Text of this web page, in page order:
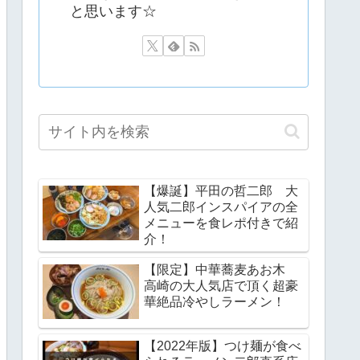
と思います☆
【爆誕】平田の哲二郎 大
人気二郎インスパイアの全
メニューを食レポ付きで紹
介！
【限定】中華蕎麦あお木
高崎の大人気店で頂く超豪
華絶品冷やしラーメン！
【2022年版】つけ麺が食べ